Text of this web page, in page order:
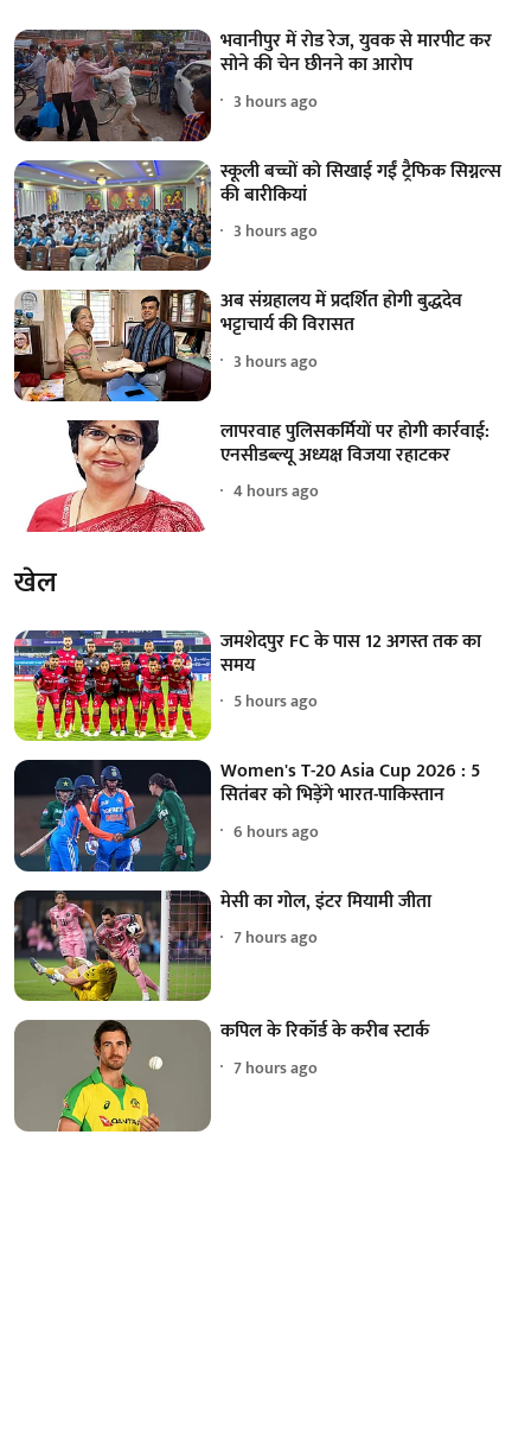
भवानीपुर में रोड रेज, युवक से मारपीट कर
सोने की चेन छीनने का आरोप
3 hours ago
स्कूली बच्चों को सिखाई गईं ट्रैफिक सिग्नल्स
की बारीकियां
3 hours ago
अब संग्रहालय में प्रदर्शित होगी बुद्धदेव
भट्टाचार्य की विरासत
3 hours ago
लापरवाह पुलिसकर्मियों पर होगी कार्रवाई:
एनसीडब्ल्यू अध्यक्ष विजया रहाटकर
4 hours ago
खेल
जमशेदपुर FC के पास 12 अगस्त तक का
समय
5 hours ago
Women's T-20 Asia Cup 2026 : 5
सितंबर को भिड़ेंगे भारत-पाकिस्तान
6 hours ago
मेसी का गोल, इंटर मियामी जीता
7 hours ago
कपिल के रिकॉर्ड के करीब स्टार्क
7 hours ago